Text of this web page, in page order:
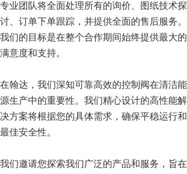
专业团队将全面处理所有的询价、图纸技术探
讨、订单下单跟踪，并提供全面的售后服务。
我们的目标是在整个合作期间始终提供最大的
满意度和支持。
在翰达，我们深知可靠高效的控制阀在清洁能
源生产中的重要性。我们精心设计的高性能解
决方案将根据您的具体需求，确保平稳运行和
最佳安全性。
我们邀请您探索我们广泛的产品和服务，旨在